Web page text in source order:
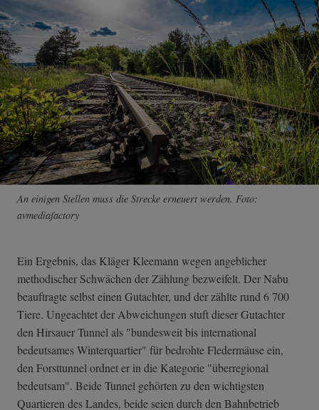
An einigen Stellen muss die Strecke erneuert werden. Foto:
avmediafactory
Ein Ergebnis, das Kläger Kleemann wegen angeblicher
methodischer Schwächen der Zählung bezweifelt. Der Nabu
beauftragte selbst einen Gutachter, und der zählte rund 6 700
Tiere. Ungeachtet der Abweichungen stuft dieser Gutachter
den Hirsauer Tunnel als "bundesweit bis international
bedeutsames Winterquartier" für bedrohte Fledermäuse ein,
den Forsttunnel ordnet er in die Kategorie "überregional
bedeutsam". Beide Tunnel gehörten zu den wichtigsten
Quartieren des Landes, beide seien durch den Bahnbetrieb